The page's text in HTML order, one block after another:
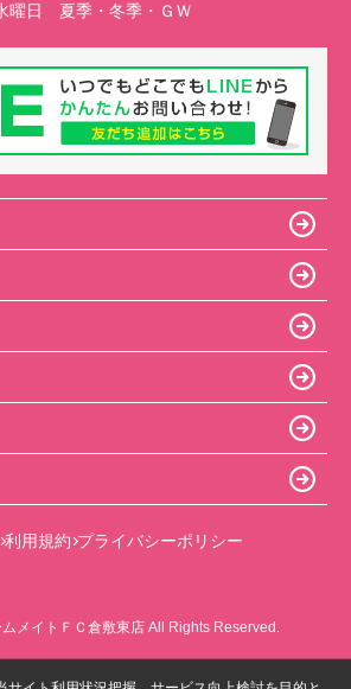
曜日 夏季・冬季・ＧＷ
利用規約 プライバシーポリシー
メイトＦＣ倉敷東店 All Rights Reserved.